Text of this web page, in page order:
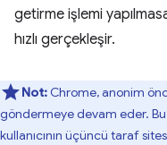
getirme işlemi
hızlı gerçekleşir.
Not: Chrome, anonim
göndermeye devam eder.
kullanıcının üçüncü taraf